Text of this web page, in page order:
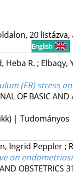
20
English
Heba R. ; Elbaqy,
(ER) stress
OF BASIC AND
| Tudományos
Ingrid Peppler;
on
OBSTETRICS